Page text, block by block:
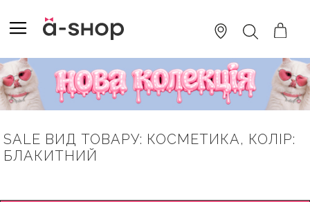
TO
CONTENT
ПОШУК
SALE ВИД ТОВАРУ: КОСМЕТИКА, КОЛІР:
БЛАКИТНИЙ